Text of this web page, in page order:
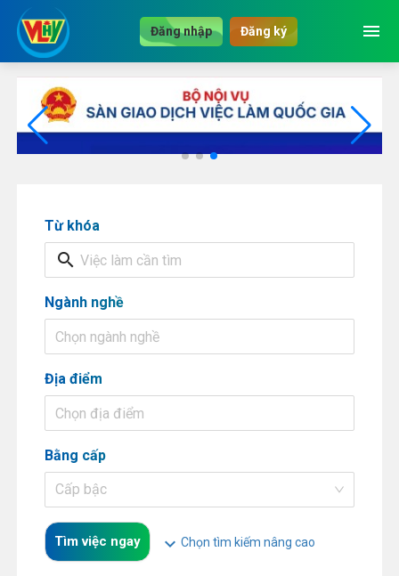
Đăng nhập Đăng ký menu
Từ khóa
search
Ngành nghề
Chọn ngành nghề
Địa điểm
Chọn địa điểm
Bằng cấp
Cấp bậc
Tìm việc ngay expand_more Chọn tìm kiếm nâng cao